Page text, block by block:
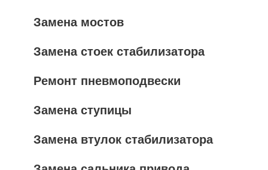
Замена мостов
Замена стоек стабилизатора
Ремонт пневмоподвески
Замена ступицы
Замена втулок стабилизатора